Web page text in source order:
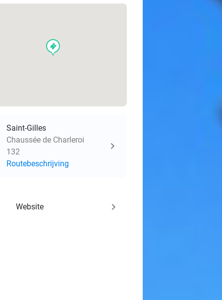
events
Saint-Gilles
Chaussée de Charleroi
132
Routebeschrijving
Website keyboard_arrow_right